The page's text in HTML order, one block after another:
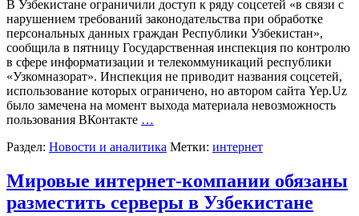
В Узбекистане ограничили доступ к ряду соцсетей «в связи с
нарушением требований законодательства при обработке
персональных данных граждан Республики Узбекистан»,
сообщила в пятницу Государственная инспекция по контролю
в сфере информатизации и телекоммуникаций республики
«Узкомназорат». Инспекция не приводит названия соцсетей,
использование которых ограничено, но автором сайта Yep.Uz
было замечена на момент выхода материала невозможность
пользования ВКонтакте …
Раздел: Новости и аналитика Метки: интернет
Мировые интернет-компании обязаны
разместить серверы в Узбекистане